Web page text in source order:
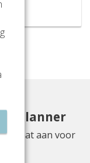
maat aan voor